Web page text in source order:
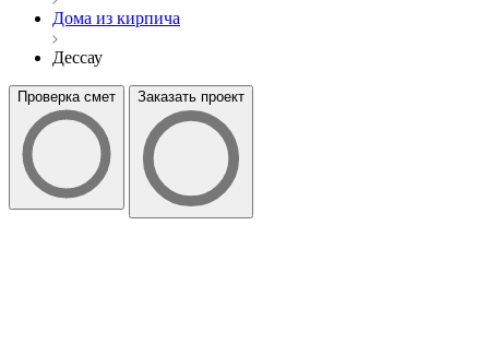
Дома из кирпича
Дессау
Проверка смет Заказать проект